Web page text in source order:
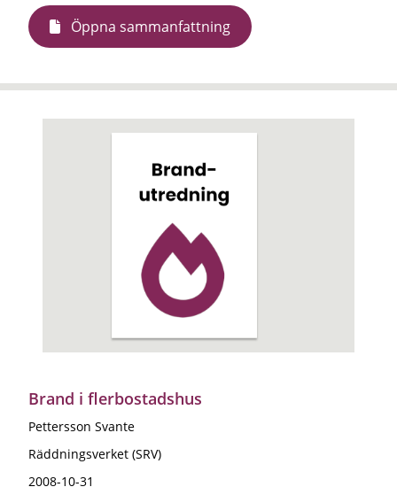
Öppna sammanfattning
Brand i flerbostadshus
Pettersson Svante
Räddningsverket (SRV)
2008-10-31